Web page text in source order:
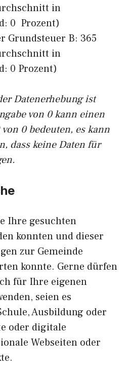
in
0 Prozent)
Grundsteuer B: 365
in
0 Prozent)
Datenerhebung ist
von 0 kann einen
0 bedeuten, es kann
dass keine Daten für
Ihre gesuchten
konnten und dieser
zur Gemeinde
konnte. Gerne dürfen
für Ihre eigenen
seien es
Ausbildung oder
oder digitale
Webseiten oder